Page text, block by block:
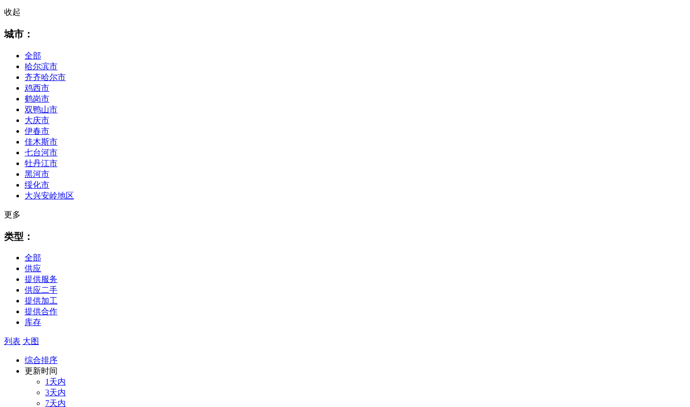
收起
城市：
全部
哈尔滨市
齐齐哈尔市
鸡西市
鹤岗市
双鸭山市
大庆市
伊春市
佳木斯市
七台河市
牡丹江市
黑河市
绥化市
大兴安岭地区
更多
类型：
全部
供应
提供服务
供应二手
提供加工
提供合作
库存
列表 大图
综合排序
更新时间
1天内
3天内
7天内